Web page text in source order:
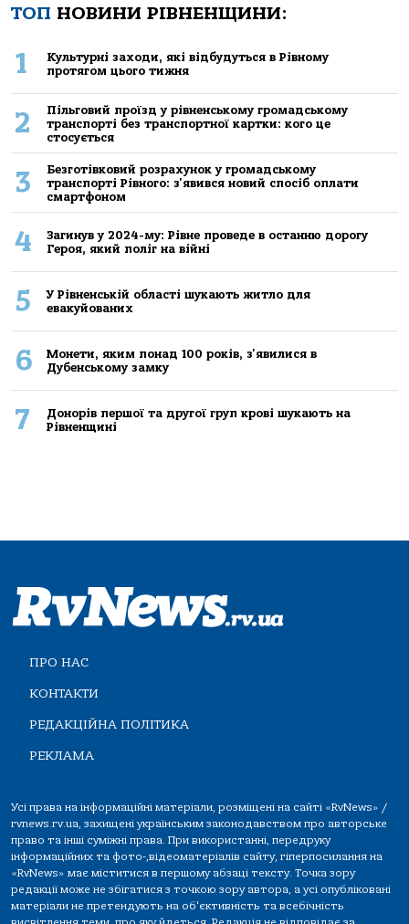
ТОП НОВИНИ РІВНЕНЩИНИ:
1
Культурні заходи, які відбудуться в Рівному
протягом цього тижня
2
Пільговий проїзд у рівненському громадському
транспорті без транспортної картки: кого це
стосується
3
Безготівковий розрахунок у громадському
транспорті Рівного: з'явився новий спосіб оплати
смартфоном
4
Загинув у 2024-му: Рівне проведе в останню дорогу
Героя, який поліг на війні
5
У Рівненській області шукають житло для
евакуйованих
6
Монети, яким понад 100 років, з'явилися в
Дубенському замку
7
Донорів першої та другої груп крові шукають на
Рівненщині
ПРО НАС
КОНТАКТИ
РЕДАКЦІЙНА ПОЛІТИКА
РЕКЛАМА
Усі права на інформаційні матеріали, розміщені на сайті «RvNews» /
rvnews.rv.ua, захищені українським законодавством про авторське
право та інші суміжні права. При використанні, передруку
інформаційних та фото-,відеоматеріалів сайту, гіперпосилання на
«RvNews» має міститися в першому абзаці тексту. Точка зору
редакції може не збігатися з точкою зору автора, а усі опубліковані
матеріали не претендують на об'єктивність та всебічність